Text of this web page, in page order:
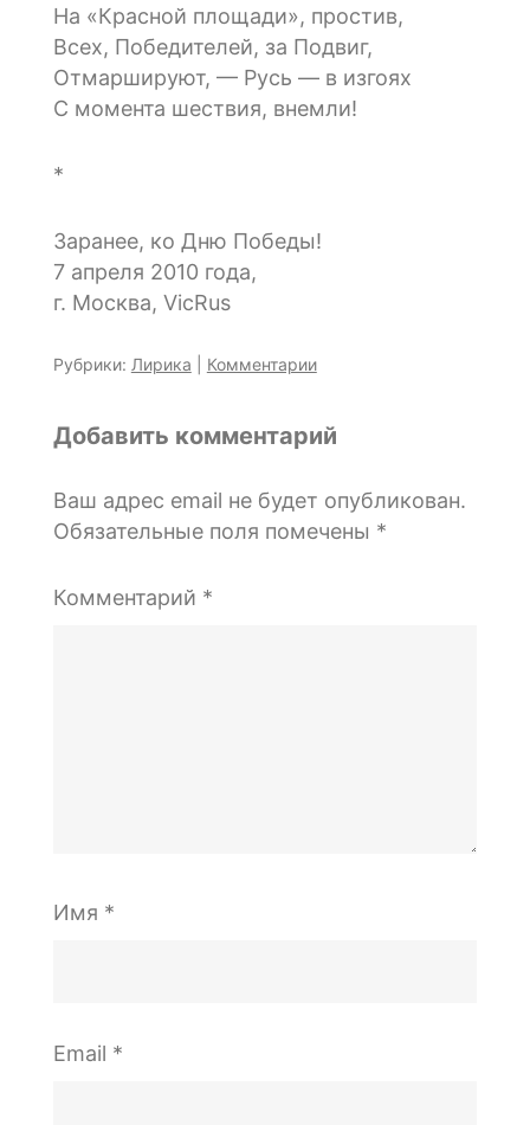
На «Красной площади», простив,
Всех, Победителей, за Подвиг,
Отмаршируют, — Русь — в изгоях
С момента шествия, внемли!
*
Заранее, ко Дню Победы!
7 апреля 2010 года,
г. Москва, VicRus
Рубрики: Лирика Комментарии
Добавить комментарий
Ваш адрес email не будет опубликован.
Обязательные поля помечены *
Комментарий *
Имя *
Email *